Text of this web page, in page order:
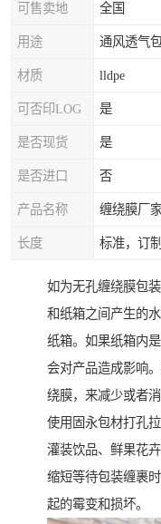
可售卖地 全国
用途 通风透气
材质 lldpe
可否印LOG 是
是否现货 是
是否进口 否
产品名称 缠绕膜厂
长度 标准，订
如为无孔缠绕膜包
和纸箱之间产生的
纸箱。如果纸箱内
会对产品造成影响
绕膜，来减少或者
使用固永包材打孔
灌装饮品、鲜果花
缩短等待包装缠裹
起的霉变和损坏。